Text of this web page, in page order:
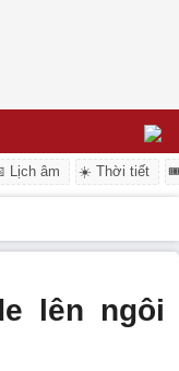
Lịch âm ☀️ Thời tiết
lên ngôi